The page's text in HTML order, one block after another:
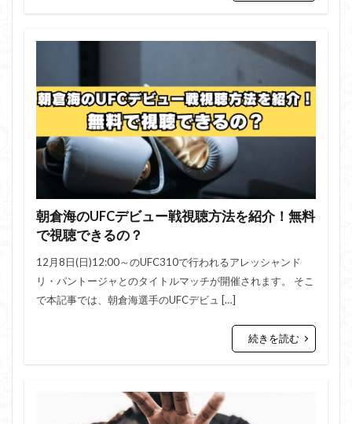
朝倉海のUFCデビュー戦視聴方法を紹介！無料
で視聴できるの？
12月8日(日)12:00～のUFC310で行われるアレッシャンド
リ・パントージャとのタイトルマッチが開催されます。 そこ
で本記事では、朝倉海選手のUFCデビュ […]
続きを読む